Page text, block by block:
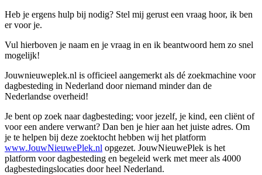
Heb je ergens hulp bij nodig? Stel mij gerust een vraag hoor, ik ben
er voor je.
Vul hierboven je naam en je vraag in en ik beantwoord hem zo snel
mogelijk!
Jouwnieuweplek.nl is officieel aangemerkt als dé zoekmachine voor
dagbesteding in Nederland door niemand minder dan de
Nederlandse overheid!
Je bent op zoek naar dagbesteding; voor jezelf, je kind, een cliënt of
voor een andere verwant? Dan ben je hier aan het juiste adres. Om
je te helpen bij deze zoektocht hebben wij het platform
www.JouwNieuwePlek.nl opgezet. JouwNieuwePlek is het
platform voor dagbesteding en begeleid werk met meer als 4000
dagbestedingslocaties door heel Nederland.